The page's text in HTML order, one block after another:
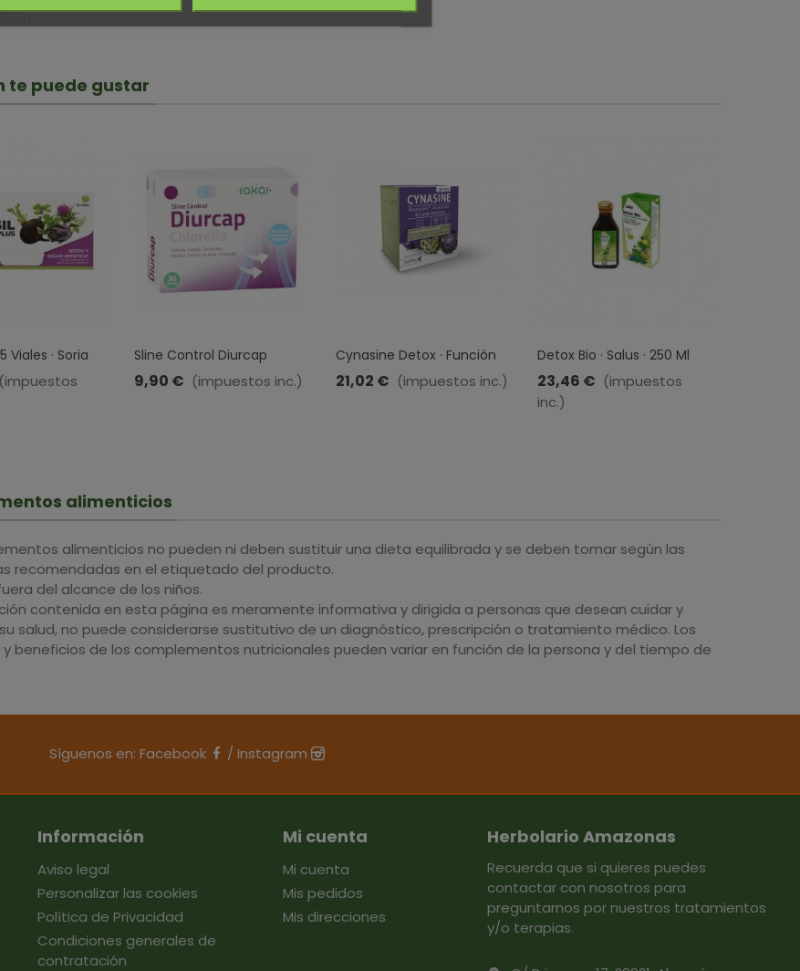
te puede gustar
Viales · Soria
(impuestos
Sline Control Diurcap
Chlorella · Sakai · 30
Cápsulas
9,90 € (impuestos inc.)
Cynasine Detox · Función
Hepática · Dietmed · 60
Cápsulas
21,02 € (impuestos inc.)
Detox Bio · Salus · 250 Ml
23,46 € (impuestos
inc.)
alimenticios
alimenticios no pueden ni deben sustituir una dieta equilibrada y se deben tomar según las
recomendadas en el etiquetado del producto.
del alcance de los niños.
contenida en esta página es meramente informativa y dirigida a personas que desean cuidar y
salud, no puede considerarse sustitutivo de un diagnóstico, prescripción o tratamiento médico. Los
beneficios de los complementos nutricionales pueden variar en función de la persona y del tiempo de
Síguenos en: Facebook / Instagram
Información
Aviso legal
Personalizar las cookies
Política de Privacidad
Condiciones generales de
contratación
Mi cuenta
Mi cuenta
Mis pedidos
Mis direcciones
Herbolario Amazonas
Recuerda que si quieres puedes
contactar con nosotros para
preguntarnos por nuestros tratamientos
y/o terapias.